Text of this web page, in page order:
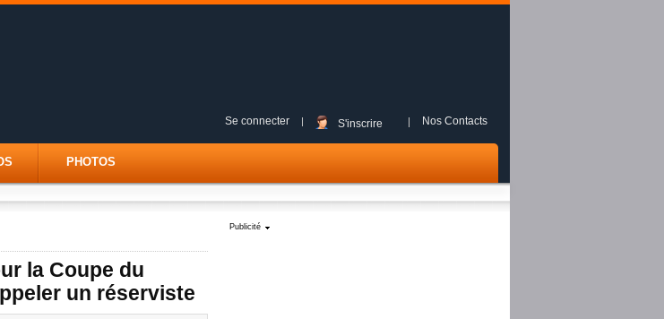
PHOTOS
Se connecter S'inscrire Nos Contacts
la Coupe du
un réserviste
Publicité